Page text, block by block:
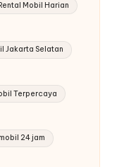
Rental Mobil Harian
Jakarta Selatan
Terpercaya
24 jam